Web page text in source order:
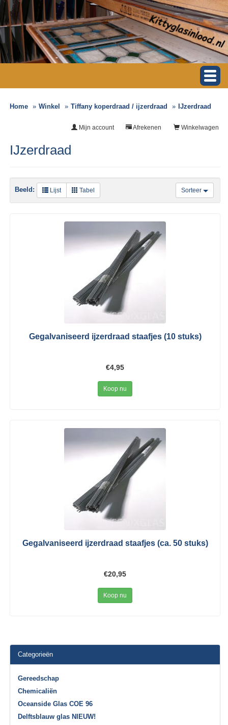
Home Winkel Tiffany koperdraad / ijzerdraad IJzerdraad
Winkelwagen
Afrekenen
Mijn account
IJzerdraad
Sorteer
Beeld: Lijst Tabel
Gegalvaniseerd ijzerdraad staafjes (10 stuks)
€4,95
Koop nu
Gegalvaniseerd ijzerdraad staafjes (ca. 50 stuks)
€20,95
Koop nu
Categorieën
Gereedschap
Chemicaliën
Oceanside Glas COE 96
Delftsblauw glas NIEUW!